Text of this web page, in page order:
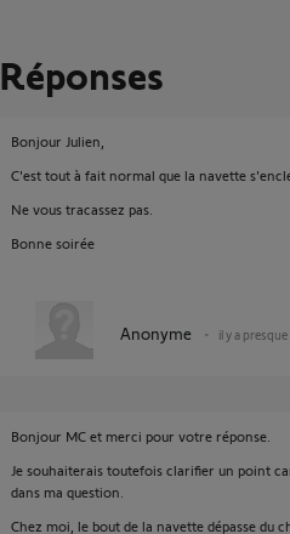
Réponses
Bonjour Julien,
C'est tout à fait normal que la navette
Ne vous tracassez pas.
Bonne soirée
Anonyme il y a presque
Bonjour MC et merci pour votre réponse.
Je souhaiterais toutefois clarifier un point
dans ma question.
Chez moi, le bout de la navette dépasse du